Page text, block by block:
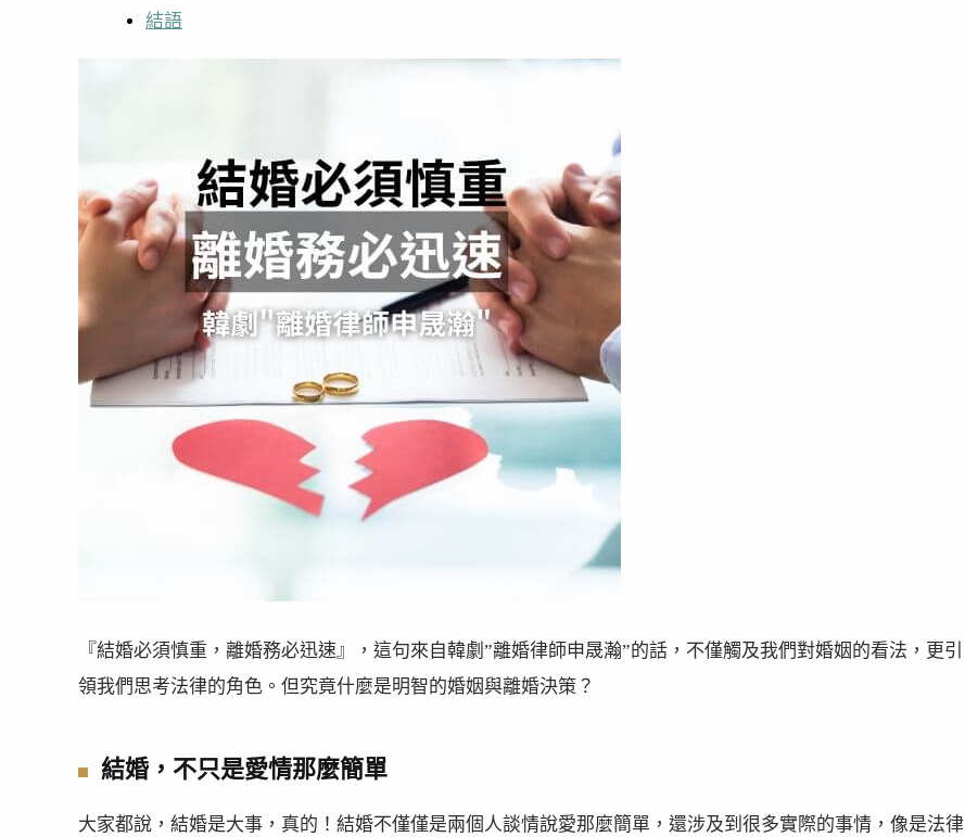
結語
『結婚必須慎重，離婚務必迅速』，這句來自韓劇”離婚律師申晟瀚”的話，不僅觸及我們對婚姻的看法，更引
領我們思考法律的角色。但究竟什麼是明智的婚姻與離婚決策？
結婚，不只是愛情那麼簡單
大家都說，結婚是大事，真的！結婚不僅僅是兩個人談情說愛那麼簡單，還涉及到很多實際的事情，像是法律